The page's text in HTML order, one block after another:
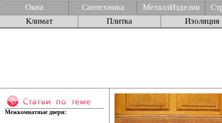
Окна Сантехника МеталлИзделия
Климат
Плитка Изоляция
Межкомнатные двери: